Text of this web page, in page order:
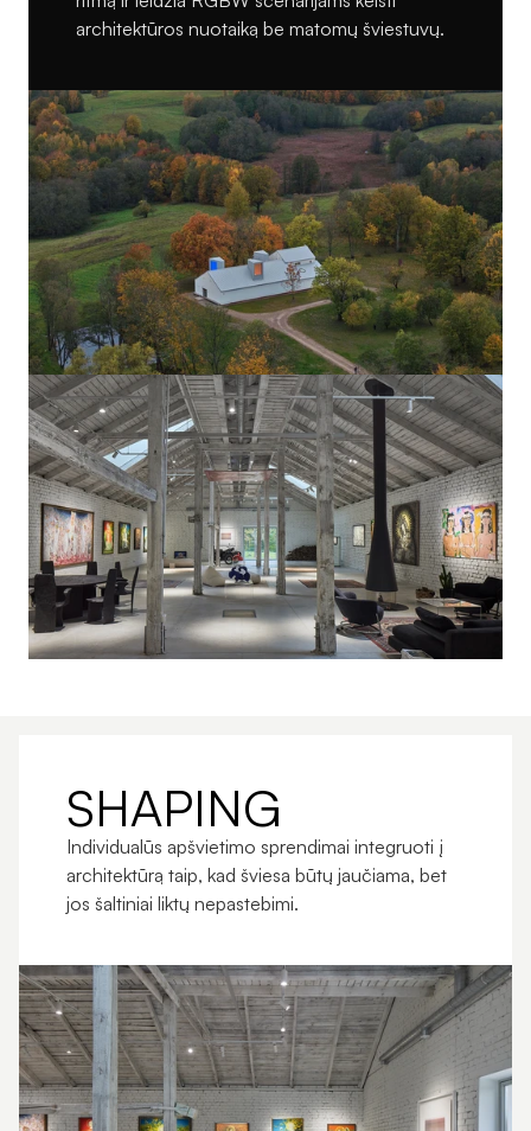
architektūros nuotaiką be matomų šviestuvų.
SHAPING
Individualūs apšvietimo sprendimai integruoti į
architektūrą taip, kad šviesa būtų jaučiama, bet
jos šaltiniai liktų nepastebimi.